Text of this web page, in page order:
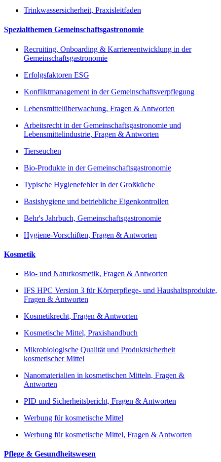
Trinkwassersicherheit, Praxisleitfaden
Spezialthemen Gemeinschaftsgastronomie
Recruiting, Onboarding & Karriereentwicklung in der
Gemeinschaftsgastronomie
Erfolgsfaktoren ESG
Konfliktmanagement in der Gemeinschaftsverpflegung
Lebensmittelüberwachung, Fragen & Antworten
Arbeitsrecht in der Gemeinschaftsgastronomie und
Lebensmittelindustrie, Fragen & Antworten
Tierseuchen
Bio-Produkte in der Gemeinschaftsgastronomie
Typische Hygienefehler in der Großküche
Basishygiene und betriebliche Eigenkontrollen
Behr's Jahrbuch, Gemeinschaftsgastronomie
Hygiene-Vorschiften, Fragen & Antworten
Kosmetik
Bio- und Naturkosmetik, Fragen & Antworten
IFS HPC Version 3 für Körperpflege- und Haushaltsprodukte,
Fragen & Antworten
Kosmetikrecht, Fragen & Antworten
Kosmetische Mittel, Praxishandbuch
Mikrobiologische Qualität und Produktsicherheit
kosmetischer Mittel
Nanomaterialien in kosmetischen Mitteln, Fragen &
Antworten
PID und Sicherheitsbericht, Fragen & Antworten
Werbung für kosmetische Mittel
Werbung für kosmetische Mittel, Fragen & Antworten
Pflege & Gesundheitswesen